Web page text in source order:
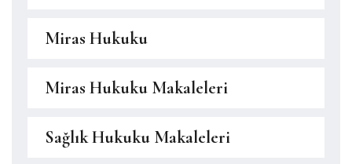
Miras Hukuku
Miras Hukuku Makaleleri
Sağlık Hukuku Makaleleri